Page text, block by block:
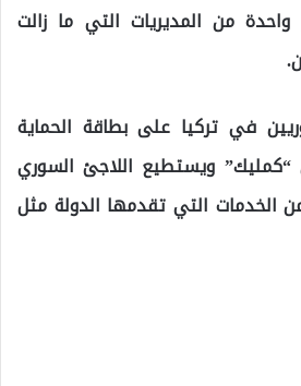
واحدة من المديريات التي ما زالت
في تركيا على بطاقة الحماية
ويستطيع اللاجئ السوري
الخدمات التي تقدمها الدولة مثل